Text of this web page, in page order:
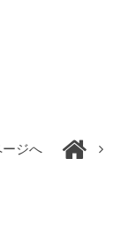
ージへ